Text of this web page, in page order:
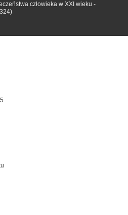
człowieka w XXI wieku -